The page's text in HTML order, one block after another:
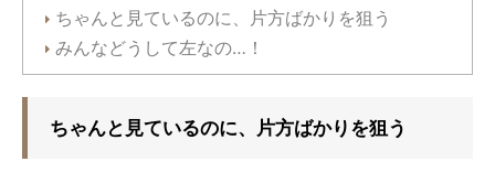
ちゃんと見ているのに、片方ばかりを狙う
みんなどうして左なの…！
ちゃんと見ているのに、片方ばかりを狙う